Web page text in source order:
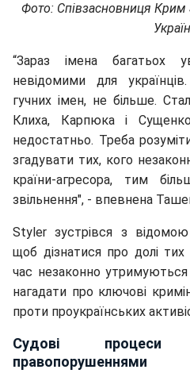
Фото: Співзасновниця Крим
“Зараз імена багатьох
невідомими для
гучних імен, не більше.
Клиха, Карпюка і
недостатньо. Треба
згадувати тих, кого
країни-агресора, тим
звільнення", - впевнена
Styler зустрівся з відомою
щоб дізнатися про долі
час незаконно утримуються
нагадати про ключові
проти проукраїнських
Судові
правопорушеннями